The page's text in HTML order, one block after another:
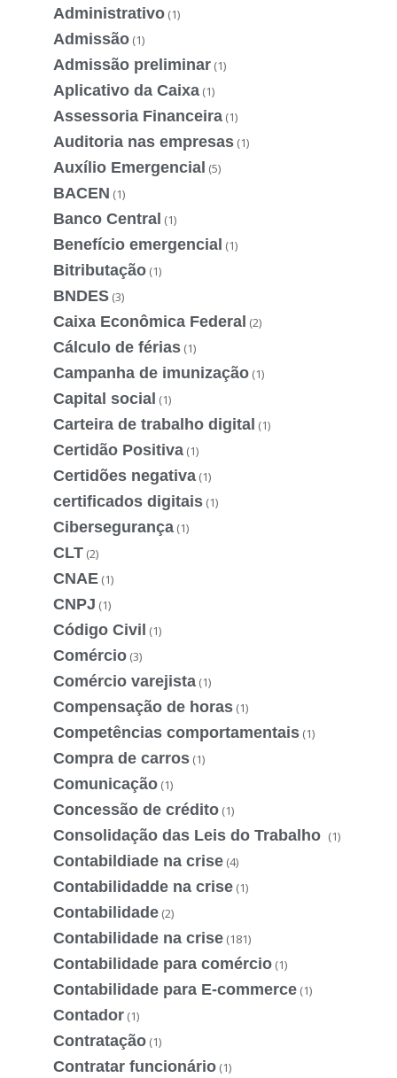
Administrativo (1)
Admissão (1)
Admissão preliminar (1)
Aplicativo da Caixa (1)
Assessoria Financeira (1)
Auditoria nas empresas (1)
Auxílio Emergencial (5)
BACEN (1)
Banco Central (1)
Benefício emergencial (1)
Bitributação (1)
BNDES (3)
Caixa Econômica Federal (2)
Cálculo de férias (1)
Campanha de imunização (1)
Capital social (1)
Carteira de trabalho digital (1)
Certidão Positiva (1)
Certidões negativa (1)
certificados digitais (1)
Cibersegurança (1)
CLT (2)
CNAE (1)
CNPJ (1)
Código Civil (1)
Comércio (3)
Comércio varejista (1)
Compensação de horas (1)
Competências comportamentais (1)
Compra de carros (1)
Comunicação (1)
Concessão de crédito (1)
Consolidação das Leis do Trabalho (1)
Contabildiade na crise (4)
Contabilidadde na crise (1)
Contabilidade (2)
Contabilidade na crise (181)
Contabilidade para comércio (1)
Contabilidade para E-commerce (1)
Contador (1)
Contratação (1)
Contratar funcionário (1)